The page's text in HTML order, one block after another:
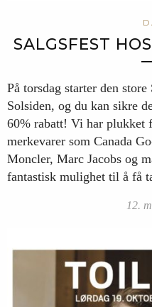
SALGSFEST
På torsdag starter den
Solsiden, og du kan sikre
60% rabatt! Vi har plukket
merkevarer som Canada
Moncler, Marc Jacobs og
fantastisk mulighet til å få
12.